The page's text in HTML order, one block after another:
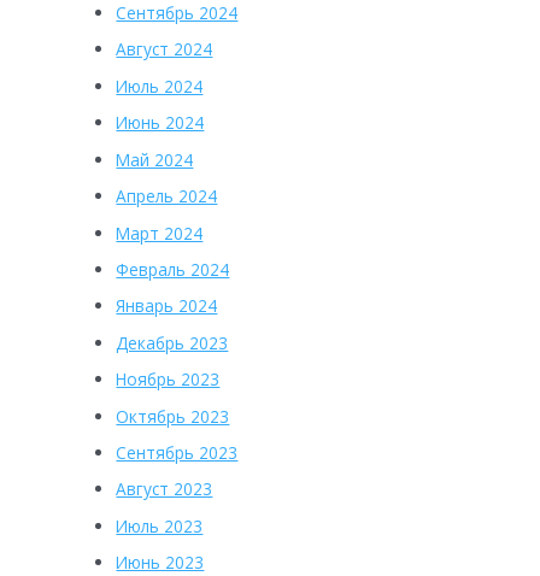
Сентябрь 2024
Август 2024
Июль 2024
Июнь 2024
Май 2024
Апрель 2024
Март 2024
Февраль 2024
Январь 2024
Декабрь 2023
Ноябрь 2023
Октябрь 2023
Сентябрь 2023
Август 2023
Июль 2023
Июнь 2023